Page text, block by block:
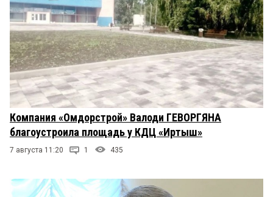
Компания «Омдорстрой» Валоди ГЕВОРГЯНА
благоустроила площадь у КДЦ «Иртыш»
7 августа 11:20 1 435